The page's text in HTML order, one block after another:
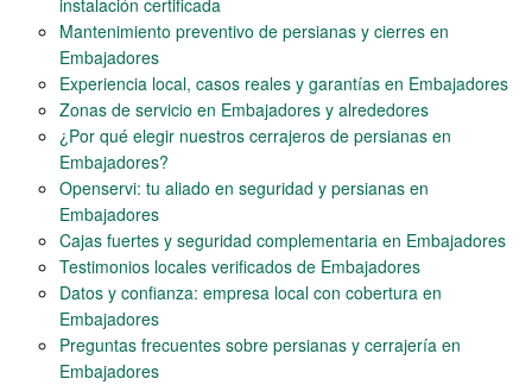
instalación certificada
Mantenimiento preventivo de persianas y cierres en
Embajadores
Experiencia local, casos reales y garantías en Embajadores
Zonas de servicio en Embajadores y alrededores
¿Por qué elegir nuestros cerrajeros de persianas en
Embajadores?
Openservi: tu aliado en seguridad y persianas en
Embajadores
Cajas fuertes y seguridad complementaria en Embajadores
Testimonios locales verificados de Embajadores
Datos y confianza: empresa local con cobertura en
Embajadores
Preguntas frecuentes sobre persianas y cerrajería en
Embajadores